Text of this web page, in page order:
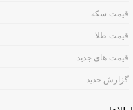
قیمت سکه
قیمت طلا
قیمت های جدید
گزارش جدید